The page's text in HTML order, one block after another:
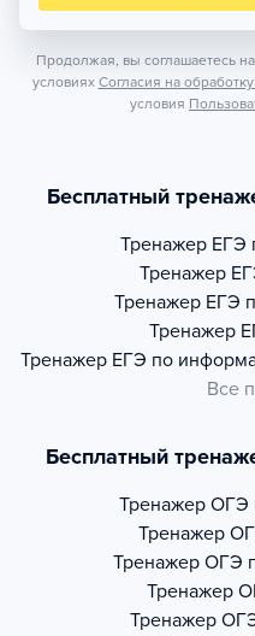
Продолжая, вы соглашаетесь
условиях Согласия на
условия
Бесплатный
Тренажер ЕГЭ
Тренажер
Тренажер ЕГЭ
Тренажер
Тренажер ЕГЭ по
Все
Бесплатный
Тренажер ОГЭ
Тренажер
Тренажер ОГЭ
Тренажер
Тренажер